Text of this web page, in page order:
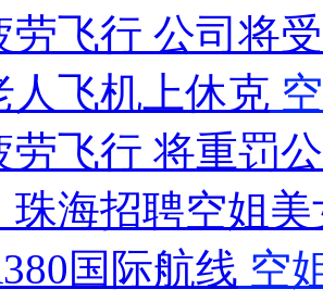
劳飞行 公司将
人飞机上休克
劳飞行 将重罚
珠海招聘空姐
国际航线 空